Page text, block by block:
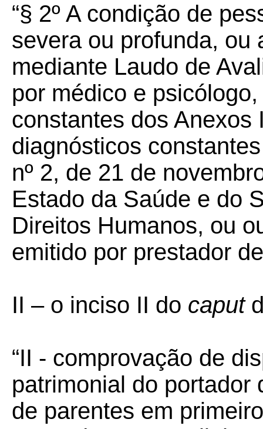
“§ 2º A condição de
severa ou profunda, ou
mediante Laudo de
por médico e
constantes dos Anexos
diagnósticos
nº 2, de 21 de
Estado da Saúde e do
Direitos Humanos, ou
emitido por prestador
II – o inciso II do caput
“II - comprovação de
patrimonial do portador
de parentes em